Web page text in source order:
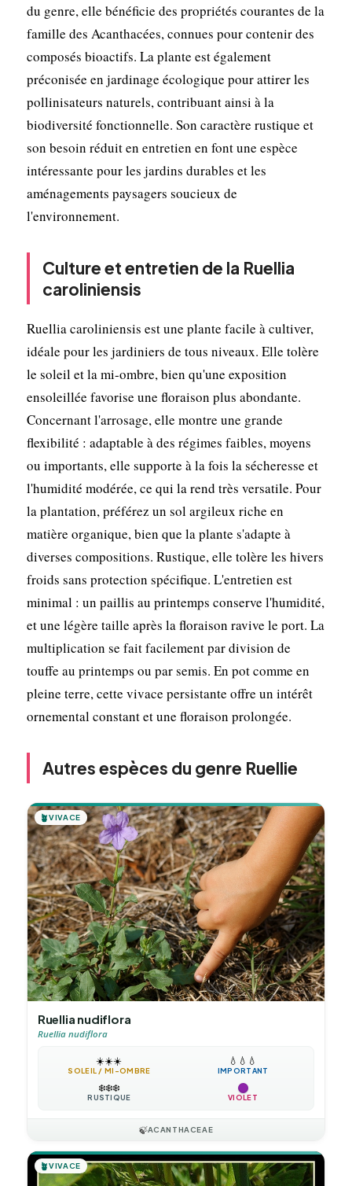
du genre, elle bénéficie des propriétés courantes de la
famille des Acanthacées, connues pour contenir des
composés bioactifs. La plante est également
préconisée en jardinage écologique pour attirer les
pollinisateurs naturels, contribuant ainsi à la
biodiversité fonctionnelle. Son caractère rustique et
son besoin réduit en entretien en font une espèce
intéressante pour les jardins durables et les
aménagements paysagers soucieux de
l'environnement.
Culture et entretien de la Ruellia
caroliniensis
Ruellia caroliniensis est une plante facile à cultiver,
idéale pour les jardiniers de tous niveaux. Elle tolère
le soleil et la mi-ombre, bien qu'une exposition
ensoleillée favorise une floraison plus abondante.
Concernant l'arrosage, elle montre une grande
flexibilité : adaptable à des régimes faibles, moyens
ou importants, elle supporte à la fois la sécheresse et
l'humidité modérée, ce qui la rend très versatile. Pour
la plantation, préférez un sol argileux riche en
matière organique, bien que la plante s'adapte à
diverses compositions. Rustique, elle tolère les hivers
froids sans protection spécifique. L'entretien est
minimal : un paillis au printemps conserve l'humidité,
et une légère taille après la floraison ravive le port. La
multiplication se fait facilement par division de
touffe au printemps ou par semis. En pot comme en
pleine terre, cette vivace persistante offre un intérêt
ornemental constant et une floraison prolongée.
Autres espèces du genre Ruellie
🪴VIVACE
Ruellia nudiflora
Ruellia nudiflora
☀️☀️☀️
SOLEIL / MI-OMBRE
💧 💧 💧
IMPORTANT
❄️❄️❄️
RUSTIQUE VIOLET
🍃ACANTHACEAE
🪴VIVACE